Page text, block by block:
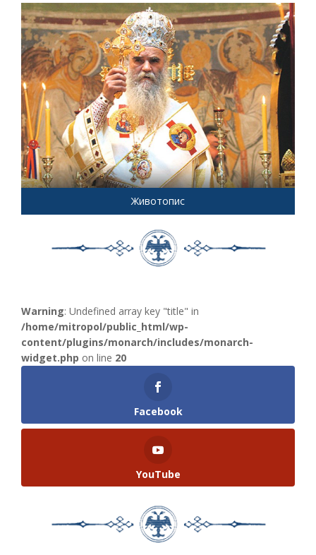
Животопис
Warning: Undefined array key "title" in
/home/mitropol/public_html/wp-
content/plugins/monarch/includes/monarch-
widget.php on line 20
Facebook
YouTube